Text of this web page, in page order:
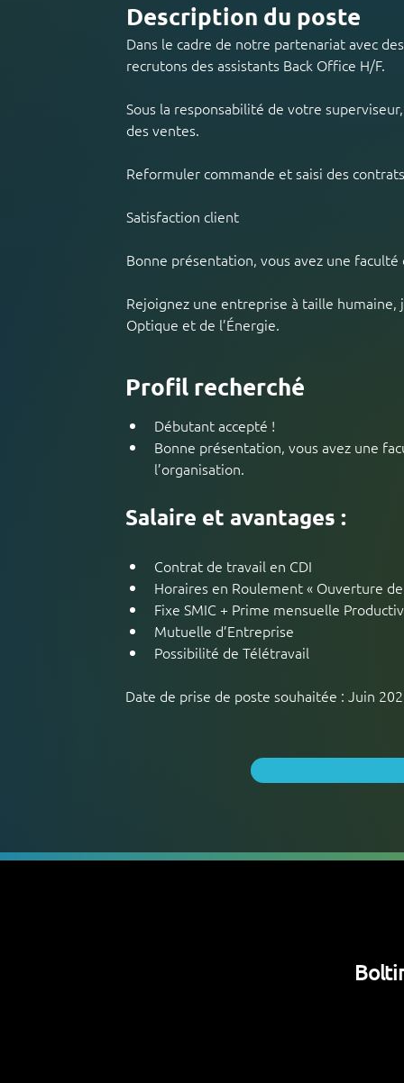
Description du poste
Dans le cadre de notre partenariat avec
recrutons des assistants Back Office H/F.
Sous la responsabilité de votre
des ventes.
Reformuler commande et saisi des contrats
Satisfaction client
Bonne présentation, vous avez une
Rejoignez une entreprise à taille
Optique et de l’Énergie.
Profil recherché
Débutant accepté !
Bonne présentation, vous avez une
l’organisation.
Salaire et avantages :
Contrat de travail en CDI
Horaires en Roulement « Ouverture
Fixe SMIC + Prime mensuelle
Mutuelle d’Entreprise
Possibilité de Télétravail
Date de prise de poste souhaitée : Juin